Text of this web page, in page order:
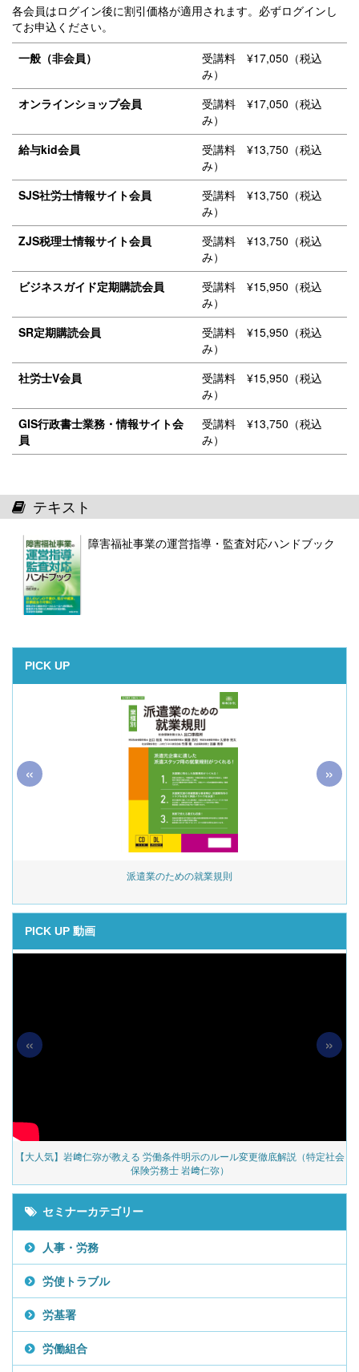
各会員はログイン後に割引価格が適用されます。必ずログインし
てお申込ください。
一般（非会員）
受講料 ¥17,050（税込
み）
オンラインショップ会員
受講料 ¥17,050（税込
み）
給与kid会員
受講料 ¥13,750（税込
み）
SJS社労士情報サイト会員
受講料 ¥13,750（税込
み）
ZJS税理士情報サイト会員
受講料 ¥13,750（税込
み）
ビジネスガイド定期購読会員
受講料 ¥15,950（税込
み）
SR定期購読会員
受講料 ¥15,950（税込
み）
社労士V会員
受講料 ¥15,950（税込
み）
GIS行政書士業務・情報サイト会
員
受講料 ¥13,750（税込
み）
テキスト
障害福祉事業の運営指導・監査対応ハンドブック
PICK UP
派遣業のための就業規則
« »
PICK UP 動画
【大人気】岩﨑仁弥が教える 労働条件明示のルール変更徹底解説（特定社会
保険労務士 岩﨑仁弥）
« »
セミナーカテゴリー
人事・労務
労使トラブル
労基署
労働組合